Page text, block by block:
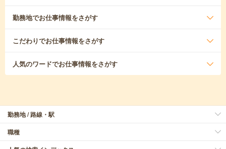
勤務地でお仕事情報をさがす
こだわりでお仕事情報をさがす
人気のワードでお仕事情報をさがす
勤務地 / 路線・駅
職種